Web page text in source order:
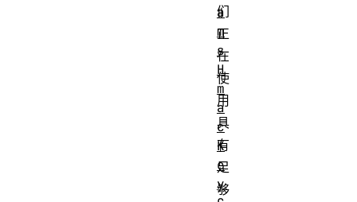
们
正
在
使
用
具
有
足
够
a
m
s
H
m
a
c
K
e
y